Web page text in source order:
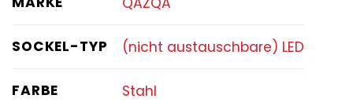
SOCKEL-TYP (nicht austauschbare) LED
FARBE Stahl